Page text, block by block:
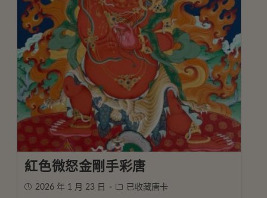
紅色微怒金剛手彩唐
2026 年 1 月 23 日 已收藏唐卡